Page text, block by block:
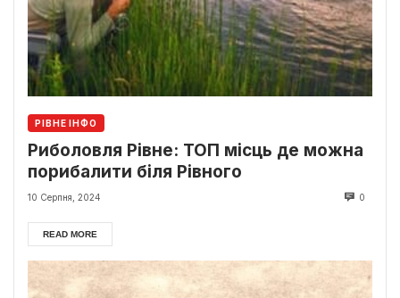
РІВНЕ ІНФО
Риболовля Рівне: ТОП місць де можна
порибалити біля Рівного
10 Серпня, 2024 0
READ MORE